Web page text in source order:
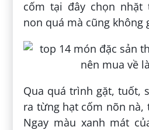
cốm tại đây chọn nhặt
non quá mà cũng không
Qua quá trình gặt, tuốt,
ra từng hạt cốm nõn
Ngay màu xanh mát